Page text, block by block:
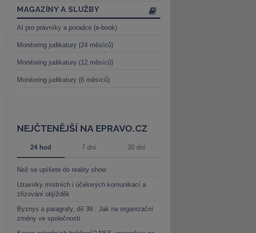
MAGAZÍNY A SLUŽBY
AI pro právníky a poradce (e-book)
Monitoring judikatury (24 měsíců)
Monitoring judikatury (12 měsíců)
Monitoring judikatury (6 měsíců)
NEJČTENĚJŠÍ NA EPRAVO.CZ
24 hod 7 dní 30 dní
Než se upíšete do reality show
Uzavírky místních i účelových komunikací a
zřizování objížděk
Byznys a paragrafy, díl 39.: Jak na organizační
změny ve společnosti